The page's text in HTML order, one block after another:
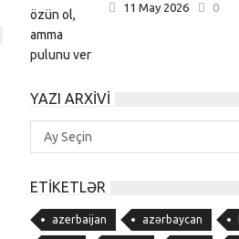
11 May 2026 0
YAZI ARXIVI
Yazı
Arxivi
ETIKETLƏR
azerbaijan azərbaycan